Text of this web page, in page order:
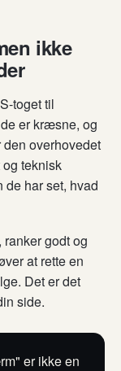
ikke
toget til
er kræsne, og
overhovedet
teknisk
har set, hvad
godt og
at rette en
Det er det
side.
er ikke en